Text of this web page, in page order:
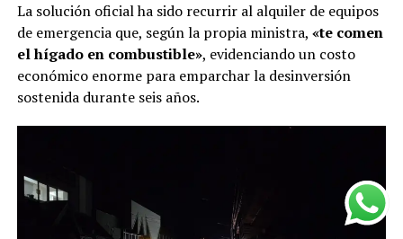
La solución oficial ha sido recurrir al alquiler de equipos
de emergencia que, según la propia ministra, «te comen
el hígado en combustible», evidenciando un costo
económico enorme para emparchar la desinversión
sostenida durante seis años.